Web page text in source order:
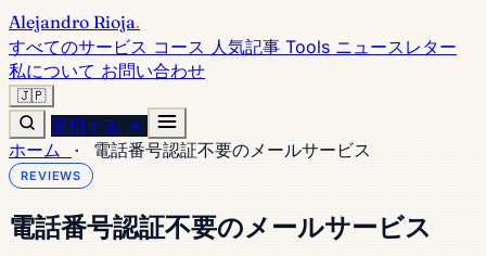
Alejandro Rioja.
すべてのサービス コース 人気記事 Tools ニュースレター
私について お問い合わせ
🇯🇵
採用する →
ホーム · 電話番号認証不要のメールサービス
REVIEWS
電話番号認証不要のメールサービス